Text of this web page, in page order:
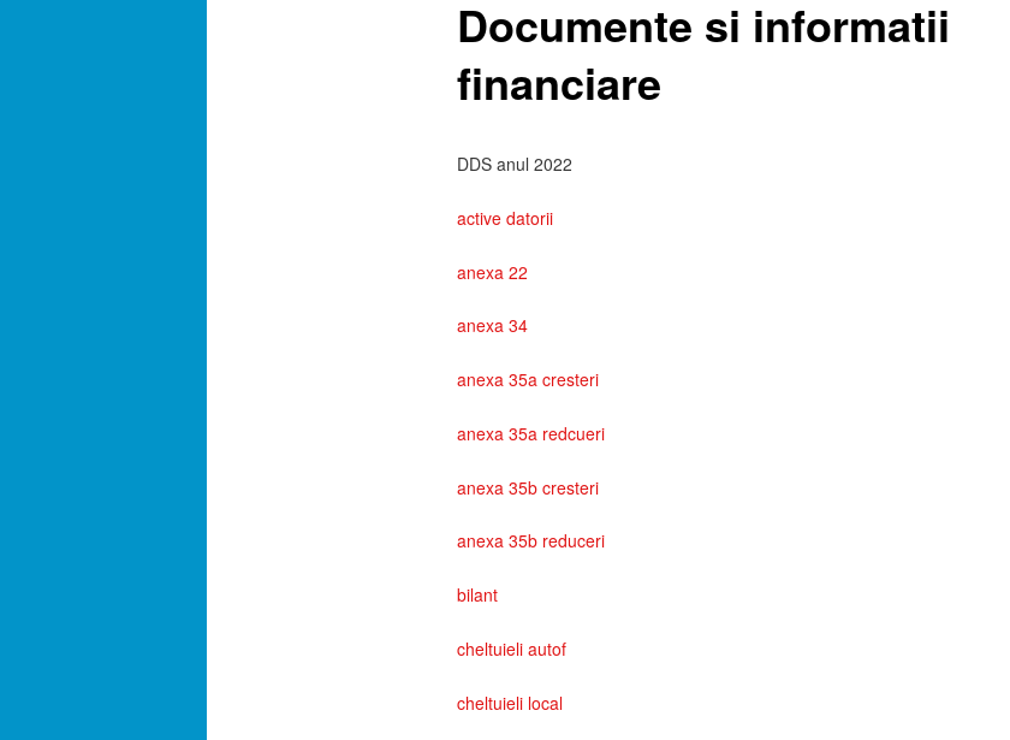
Documente si informatii
financiare
DDS anul 2022
active datorii
anexa 22
anexa 34
anexa 35a cresteri
anexa 35a redcueri
anexa 35b cresteri
anexa 35b reduceri
bilant
cheltuieli autof
cheltuieli local